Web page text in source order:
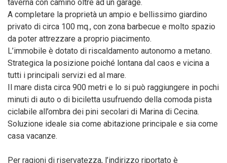
taverna con camino oltre ad un garage.
A completare la proprietà un ampio e bellissimo giardino
privato di circa 100 mq., con zona barbecue e molto spazio
da poter attrezzare a proprio piacimento.
L’immobile è dotato di riscaldamento autonomo a metano.
Strategica la posizione poiché lontana dal caos e vicina a
tutti i principali servizi ed al mare.
Il mare dista circa 900 metri e lo si può raggiungere in pochi
minuti di auto o di biciletta usufruendo della comoda pista
ciclabile all’ombra dei pini secolari di Marina di Cecina.
Soluzione ideale sia come abitazione principale e sia come
casa vacanze.
Per ragioni di riservatezza, l’indirizzo riportato è